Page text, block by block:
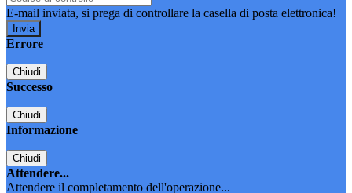
E-mail inviata, si prega di controllare la casella di posta elettronica!
Errore
Chiudi
Successo
Chiudi
Informazione
Chiudi
Attendere...
Attendere il completamento dell'operazione...